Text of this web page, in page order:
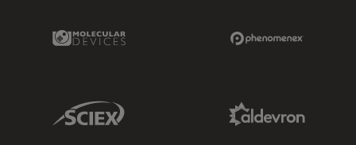
Molecular Devices Link
Sciex Link